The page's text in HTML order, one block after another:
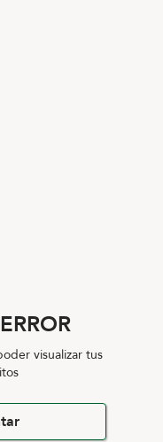
visualizar tus